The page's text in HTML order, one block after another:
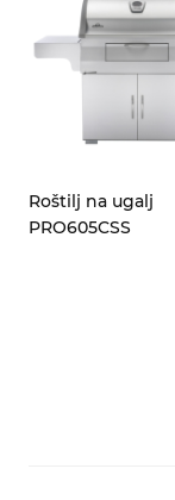
Roštilj na ugalj
PRO605CSS